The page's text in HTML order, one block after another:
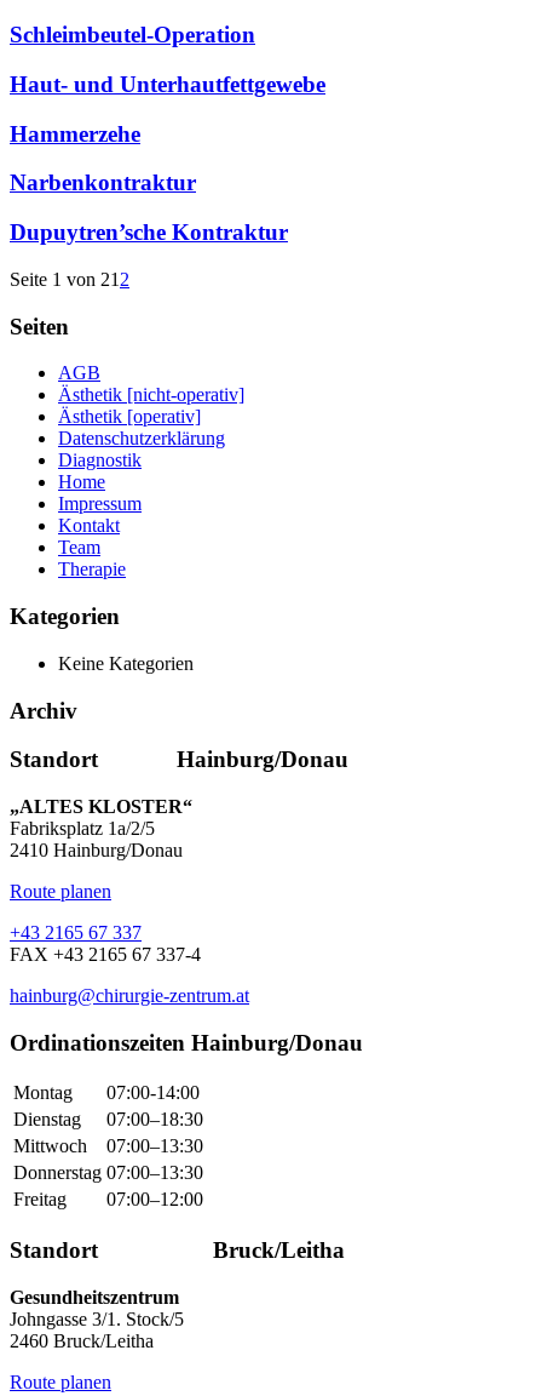
Schleimbeutel-Operation
Haut- und Unterhautfettgewebe
Hammerzehe
Narbenkontraktur
Dupuytren’sche Kontraktur
Seite 1 von 21 2
Seiten
AGB
Ästhetik [nicht-operativ]
Ästhetik [operativ]
Datenschutzerklärung
Diagnostik
Home
Impressum
Kontakt
Team
Therapie
Kategorien
Keine Kategorien
Archiv
Standort Hainburg/Donau
„ALTES KLOSTER“
Fabriksplatz 1a/2/5
2410 Hainburg/Donau
Route planen
+43 2165 67 337
FAX +43 2165 67 337-4
hainburg@chirurgie-zentrum.at
Ordinationszeiten Hainburg/Donau
Montag
07:00-14:00
Dienstag
07:00–18:30
Mittwoch
07:00–13:30
Donnerstag 07:00–13:30
Freitag
07:00–12:00
Standort Bruck/Leitha
Gesundheitszentrum
Johngasse 3/1. Stock/5
2460 Bruck/Leitha
Route planen